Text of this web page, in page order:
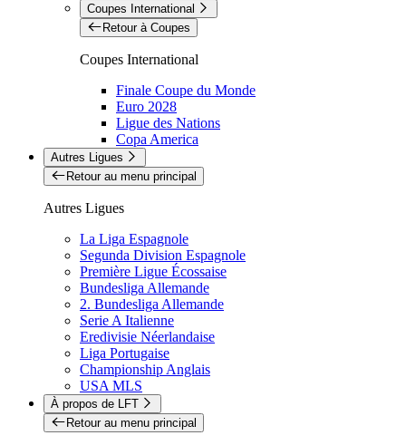
Coupes International
Retour à Coupes
Coupes International
Finale Coupe du Monde
Euro 2028
Ligue des Nations
Copa America
Autres Ligues
Retour au menu principal
Autres Ligues
La Liga Espagnole
Segunda Division Espagnole
Première Ligue Écossaise
Bundesliga Allemande
2. Bundesliga Allemande
Serie A Italienne
Eredivisie Néerlandaise
Liga Portugaise
Championship Anglais
USA MLS
À propos de LFT
Retour au menu principal